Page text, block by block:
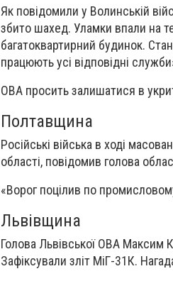
Як повідомили у Волинській
збито шахед. Уламки впали на
багатоквартирний будинок.
працюють усі відповідні
ОВА просить залишатися в
Полтавщина
Російські війська в ході
області, повідомив голова
«Ворог поцілив по
Львівщина
Голова Львівської ОВА Максим
Зафіксували зліт МіГ-31К.